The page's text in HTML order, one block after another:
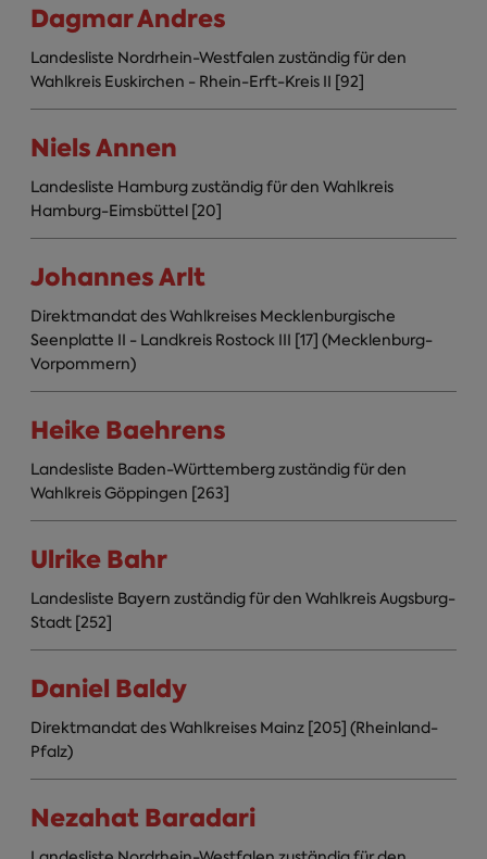
Dagmar Andres
Landesliste Nordrhein-Westfalen zuständig für den
Wahlkreis Euskirchen - Rhein-Erft-Kreis II [92]
Niels Annen
Landesliste Hamburg zuständig für den Wahlkreis
Hamburg-Eimsbüttel [20]
Johannes Arlt
Direktmandat des Wahlkreises Mecklenburgische
Seenplatte II - Landkreis Rostock III [17] (Mecklenburg-
Vorpommern)
Heike Baehrens
Landesliste Baden-Württemberg zuständig für den
Wahlkreis Göppingen [263]
Ulrike Bahr
Landesliste Bayern zuständig für den Wahlkreis Augsburg-
Stadt [252]
Daniel Baldy
Direktmandat des Wahlkreises Mainz [205] (Rheinland-
Pfalz)
Nezahat Baradari